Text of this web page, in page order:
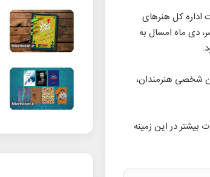
اداره کل هنرهای
دی ماه امسال به
شخصی هنرمندان،
بیشتر در این زمینه